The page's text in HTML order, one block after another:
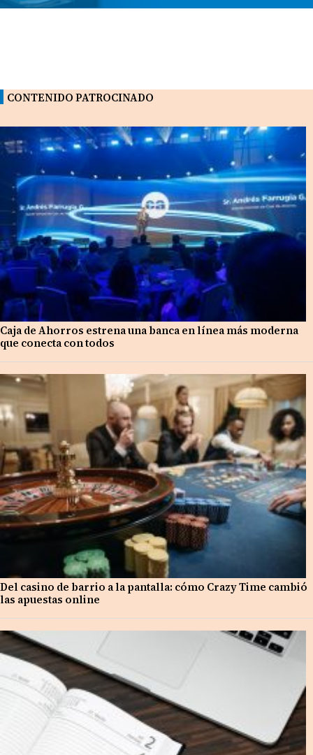
CONTENIDO PATROCINADO
Caja de Ahorros estrena una banca en línea más moderna
que conecta con todos
Del casino de barrio a la pantalla: cómo Crazy Time cambió
las apuestas online